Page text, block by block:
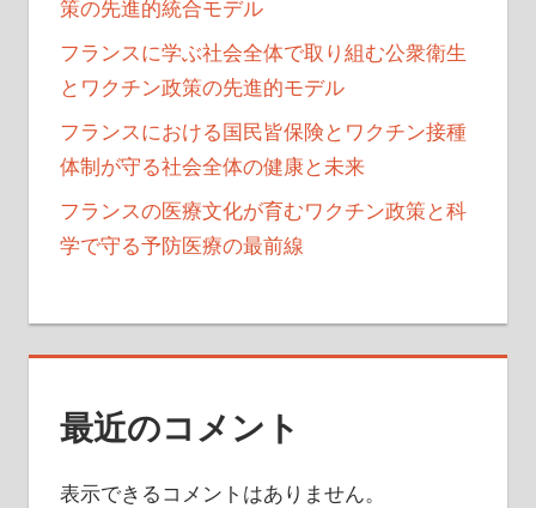
策の先進的統合モデル
フランスに学ぶ社会全体で取り組む公衆衛生
とワクチン政策の先進的モデル
フランスにおける国民皆保険とワクチン接種
体制が守る社会全体の健康と未来
フランスの医療文化が育むワクチン政策と科
学で守る予防医療の最前線
最近のコメント
表示できるコメントはありません。